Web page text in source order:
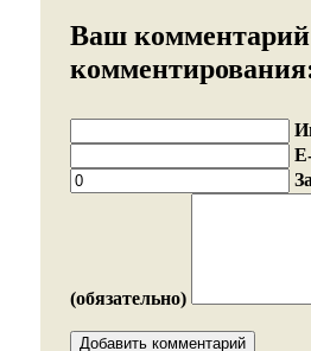
Ваш комментарий
(обязательно)